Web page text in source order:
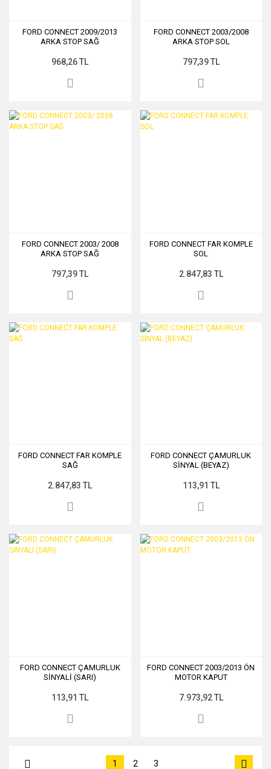
FORD CONNECT 2009/2013
ARKA STOP SAĞ
968,26 TL
FORD CONNECT 2003/2008
ARKA STOP SOL
797,39 TL
FORD CONNECT 2003/ 2008
ARKA STOP SAĞ
797,39 TL
FORD CONNECT FAR KOMPLE
SOL
2.847,83 TL
FORD CONNECT FAR KOMPLE
SAĞ
2.847,83 TL
FORD CONNECT ÇAMURLUK
SİNYAL (BEYAZ)
113,91 TL
FORD CONNECT ÇAMURLUK
SİNYALİ (SARI)
113,91 TL
FORD CONNECT 2003/2013 ÖN
MOTOR KAPUT
7.973,92 TL
1 2 3